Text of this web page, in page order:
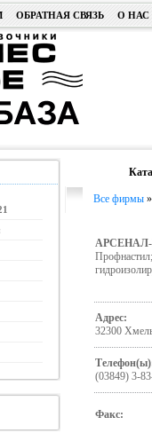
ОБРАТНАЯ СВЯЗЬ О НАС
Все фирмы»
АРСЕНАЛ-
Адрес:
32300
(03849) 3-
Факс: